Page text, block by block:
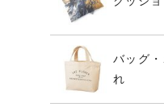
バッグ
れ